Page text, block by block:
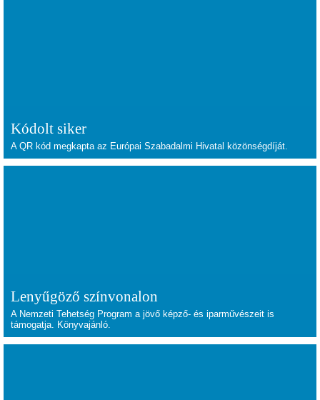
Kódolt siker
A QR kód megkapta az Európai Szabadalmi Hivatal közönségdíját.
Lenyűgöző színvonalon
A Nemzeti Tehetség Program a jövő képző- és iparművészeit is
támogatja. Könyvajánló.